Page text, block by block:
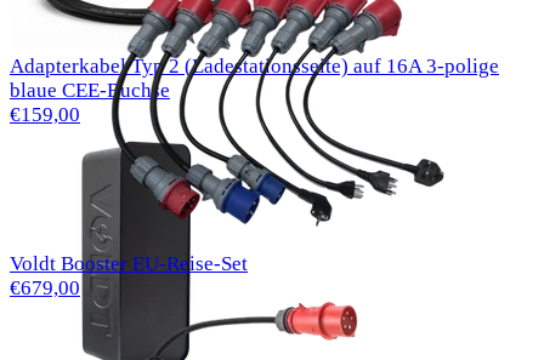
Adapterkabel Typ 2 (Ladestationsseite) auf 16A 3-polige
blaue CEE-Buchse
€159,00
Voldt Booster EU-Reise-Set
€679,00